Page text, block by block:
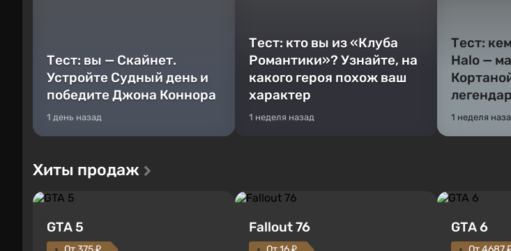
Тест: вы — Скайнет.
Устройте Судный день и
победите Джона Коннора
1 день назад
Тест: кто вы из «Клуба
Романтики»? Узнайте, на
какого героя похож ваш
характер
1 неделя назад
Тест:
Halo —
1 неделя
Хиты продаж
GTA 5 Fallout 76 GTA 6